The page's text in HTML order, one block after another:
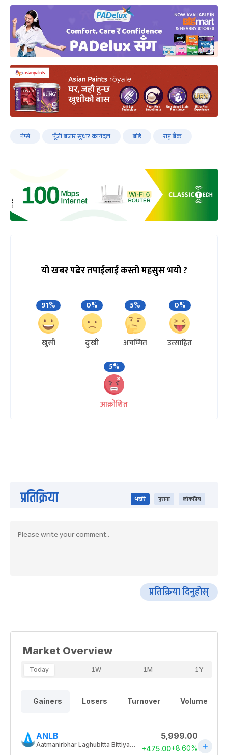
नेप्से पूँजी बजार सुधार कार्यदल बोर्ड राष्ट्र बैंक
यो खबर पढेर तपाईलाई कस्तो महसुस भयो ?
91%
खुसी
0%
दुःखी
5%
अचम्मित
0%
उत्साहित
5%
आक्रोशित
प्रतिक्रिया भर्खरै पुराना लोकप्रिय
प्रतिक्रिया दिनुहोस्